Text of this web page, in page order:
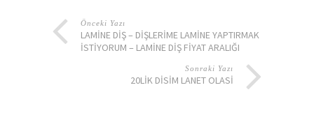
Önceki Yazı
LAMINE DIŞ – DIŞLERIME LAMINE YAPTIRMAK
ISTIYORUM – LAMINE DIŞ FIYAT ARALIĞI
Sonraki Yazı
20LIK DISIM LANET OLASI